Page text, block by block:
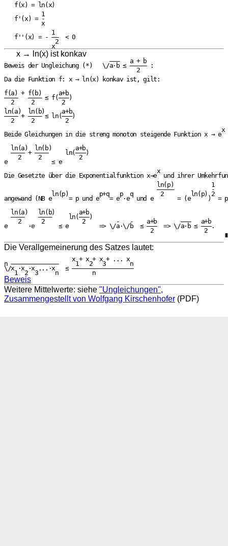
   f(x) = ln(x)
           1
   f'(x) = -
           x
              1
   f''(x) = - ——  < 0
               2
x → ln(x) ist konkav
                               ———   a + b
Beweis der Ungleichung (*)   \/a·b ≤ ————— :
                                       2
Da die Funktion f: x → ln(x) konkav ist, gilt:
f(a) + f(b)     a+b
————   ———— ≤ f(———)
  2     2        2
ln(a)  ln(b)     a+b
———— + ———— ≤ ln(———)
  2     2         2
                                                                x
Beide Gleichungen in die streng monoton steigende Funktion x → e
  ln(a)  ln(b)       a+b
  ———— + ————     ln(———)
    2     2           2
e             ≤ e
                                             x
Die Gesetzte über die Exponentialfunktion x→e  und ihrer
ln(p)           1
—————           -
ln(p)         p+q   p  q        2        ln(p) 2
angewand (NB e     = p und e   = e ·e  und e       = (e     )
  ln(a)   ln(b)       a+b
  ————    ————     ln(———)
    2      2           2         -   -    a+b       ———   a+b
e      ·e       ≤ e         => \/a·\/b  ≤ ———  => \/a·b ≤ ———.
                                           2               2
                                                                 ∎
Die Verallgemeinerung des Satzes lautet:
                    x + x + x + ... x
n ——————————————     1   2   3       n
\/x ·x ·x ...·x   ≤ ——————————————————
Beweis
Weitere Mittelwerte: siehe "Ungleichungen",
Zusammengestellt von Wolfgang Kirschenhofer (PDF)